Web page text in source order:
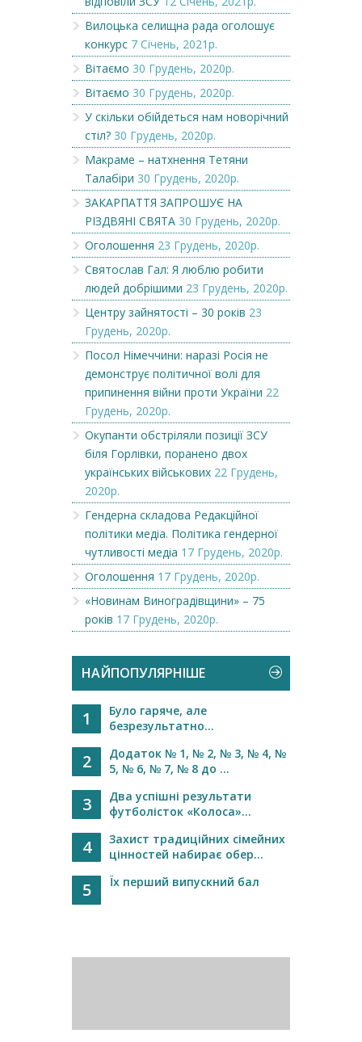
Вилоцька селищна рада оголошує
конкурс 7 Січень, 2021р.
Вітаємо 30 Грудень, 2020р.
Вітаємо 30 Грудень, 2020р.
У скільки обійдеться нам новорічний
стіл? 30 Грудень, 2020р.
Макраме – натхнення Тетяни
Талабіри 30 Грудень, 2020р.
ЗАКАРПАТТЯ ЗАПРОШУЄ НА
РІЗДВЯНІ СВЯТА 30 Грудень, 2020р.
Оголошення 23 Грудень, 2020р.
Святослав Гал: Я люблю робити
людей добрішими 23 Грудень, 2020р.
Центру зайнятості – 30 років 23
Грудень, 2020р.
Посол Німеччини: наразі Росія не
демонструє політичної волі для
припинення війни проти України 22
Грудень, 2020р.
Окупанти обстріляли позиції ЗСУ
біля Горлівки, поранено двох
українських військових 22 Грудень,
2020р.
Гендерна складова Редакційної
політики медіа. Політика гендерної
чутливості медіа 17 Грудень, 2020р.
Оголошення 17 Грудень, 2020р.
«Новинам Виноградівщини» – 75
років 17 Грудень, 2020р.
НАЙПОПУЛЯРНІШЕ
1
Було гаряче, але
безрезультатно...
2
Додаток № 1, № 2, № 3, № 4, №
5, № 6, № 7, № 8 до ...
3
Два успішні результати
футболісток «Колоса»...
4
Захист традиційних сімейних
цінностей набирає обер...
5 Їх перший випускний бал